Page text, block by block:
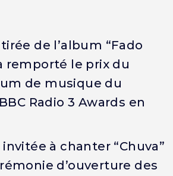
de l’album “Fado
remporté le prix du
de musique du
Radio 3 Awards en
à chanter “Chuva”
d’ouverture des